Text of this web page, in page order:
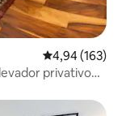
4,94 de uma
4,94 (163)
privativo